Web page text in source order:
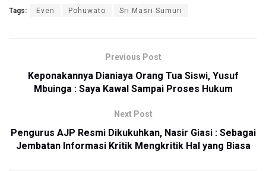
Tags: Even Pohuwato Sri Masri Sumuri
Previous Post
Keponakannya Dianiaya Orang Tua Siswi, Yusuf
Mbuinga : Saya Kawal Sampai Proses Hukum
Next Post
Pengurus AJP Resmi Dikukuhkan, Nasir Giasi : Sebagai
Jembatan Informasi Kritik Mengkritik Hal yang Biasa